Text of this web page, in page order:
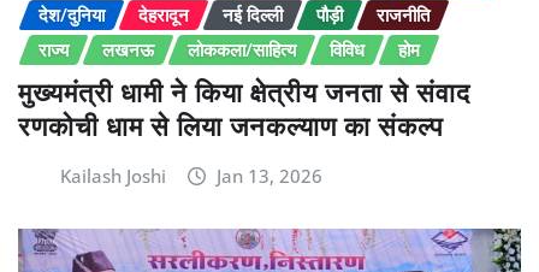
देश/दुनिया
देहरादून नई दिल्ली पौड़ी
राजनीति
राज्य
लखनऊ लोककला/साहित्य विविध होम
मुख्यमंत्री धामी ने किया क्षेत्रीय जनता से संवाद
रणकोची धाम से लिया जनकल्याण का संकल्प
Kailash Joshi Jan 13, 2026